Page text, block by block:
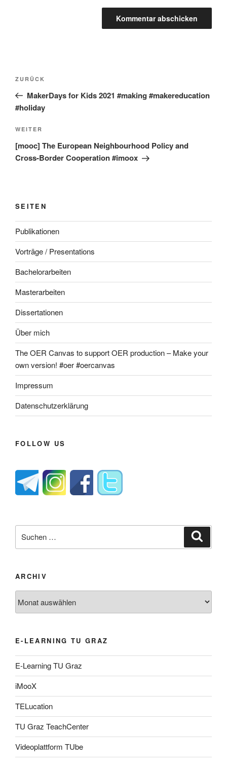
Beitragsnavigation
Vorheriger
Beitrag
ZURÜCK
MakerDays for Kids 2021 #making #makereducation
#holiday
Nächster
Beitrag
WEITER
[mooc] The European Neighbourhood Policy and
Cross-Border Cooperation #imoox
SEITEN
Publikationen
Vorträge / Presentations
Bachelorarbeiten
Masterarbeiten
Dissertationen
Über mich
The OER Canvas to support OER production – Make your
own version! #oer #oercanvas
Impressum
Datenschutzerklärung
FOLLOW US
nach:
ARCHIV
E-LEARNING TU GRAZ
E-Learning TU Graz
iMooX
TELucation
TU Graz TeachCenter
Videoplattform TUbe